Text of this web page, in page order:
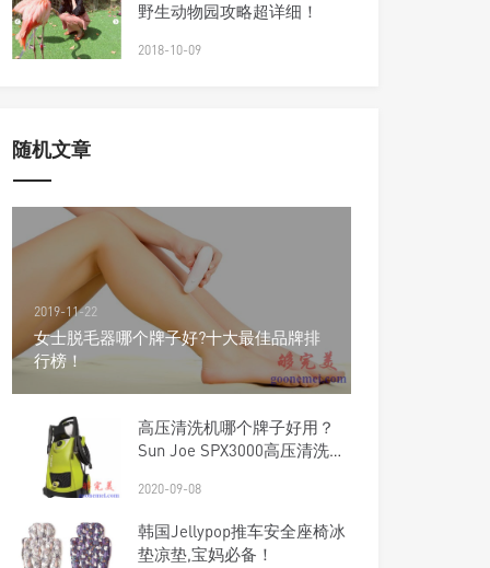
野生动物园攻略超详细！
2018-10-09
随机文章
2019-11-22
女士脱毛器哪个牌子好?十大最佳品牌排
行榜！
高压清洗机哪个牌子好用？
Sun Joe SPX3000高压清洗机
2020-09-08
韩国Jellypop推车安全座椅冰
垫凉垫,宝妈必备！